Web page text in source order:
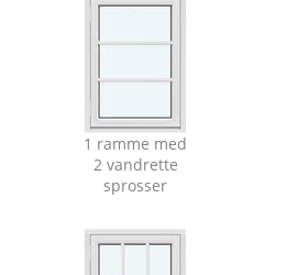
1 ramme med
2 vandrette
sprosser